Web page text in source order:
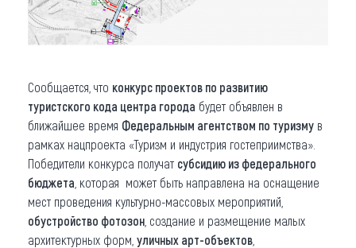
Сообщается, что конкурс проектов по развитию
туристского кода центра города будет объявлен в
ближайшее время Федеральным агентством по туризму в
рамках нацпроекта «Туризм и индустрия гостеприимства».
Победители конкурса получат субсидию из федерального
бюджета , которая может быть направлена на оснащение
мест проведения культурно-массовых мероприятий,
обустройство фотозон , создание и размещение малых
архитектурных форм, уличных арт-объектов